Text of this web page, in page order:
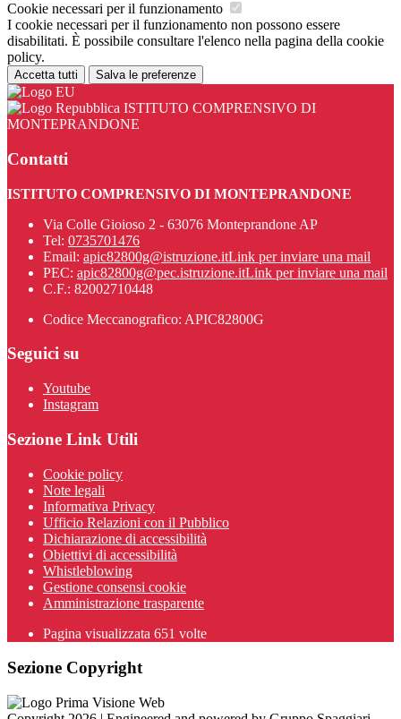
Cookie necessari per il funzionamento
I cookie necessari per il funzionamento non possono essere
disabilitati. È possibile consultare l'elenco nella pagina della cookie
policy.
Accetta tutti Salva le preferenze
ISTITUTO COMPRENSIVO DI
MONTEPRANDONE
Contatti
ISTITUTO COMPRENSIVO DI MONTEPRANDONE
Via Colle Gioioso 2 - 63076 Monteprandone AP
Tel: 0735701476
Email: apic82800g@istruzione.itLink per inviare una mail
PEC: apic82800g@pec.istruzione.itLink per inviare una mail
C.F.: 82002710448
Codice Meccanografico: APIC82800G
Seguici su
Youtube
Instagram
Sezione Link Utili
Cookie policy
Note legali
Informativa Privacy
Ufficio Relazioni con il Pubblico
Dichiarazione di accessibilità
Obiettivi di accessibilità
Whistleblowing
Gestione consensi cookie
Amministrazione trasparente
Pagina visualizzata 651 volte
Sezione Copyright